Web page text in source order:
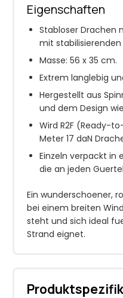
Eigenschaften
Stabloser Drachen
mit
Masse: 56 x 35 cm.
Extrem langlebig
Hergestellt aus
und dem Design
Wird R2F (Ready-
Meter 17 daN
Einzeln verpackt in
die an jeden
Ein wunderschoener,
bei einem breiten
steht und sich ideal
Strand eignet.